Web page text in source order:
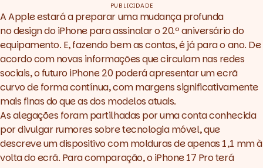
PUBLICIDADE
A Apple estará a preparar uma mudança profunda
nodesigndo iPhone para assinalar o 20.º aniversário do
equipamento. E, fazendo bem as contas, é já para o ano. De
acordo com novas informações que circulam nas redes
sociais, o futuro iPhone 20 poderá apresentar um ecrã
curvo de forma contínua, com margens significativamente
mais finas do que as dos modelos atuais.
As alegações foram partilhadas por uma conta conhecida
por divulgar rumores sobre tecnologia móvel, que
descreve um dispositivo com molduras de apenas 1,1 mm à
volta do ecrã. Para comparação, o iPhone 17 Pro terá